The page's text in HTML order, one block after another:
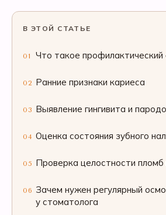
В ЭТОЙ СТАТЬЕ
01 Что такое профилактический
02 Ранние признаки кариеса
03 Выявление гингивита и
04 Оценка состояния зубного
05 Проверка целостности пломб
06 Зачем нужен регулярный
у стоматолога